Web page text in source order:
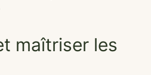
maîtriser les